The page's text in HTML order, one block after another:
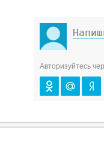
Авторизуйтесь